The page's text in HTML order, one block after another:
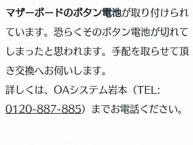
マザーボードのボタン電池が取り付けられ
ています。恐らくそのボタン電池が切れて
しまったと思われます。手配を取らせて頂
き交換へお伺いします。
詳しくは、OAシステム岩本（TEL:
0120-887-885）までお電話ください。